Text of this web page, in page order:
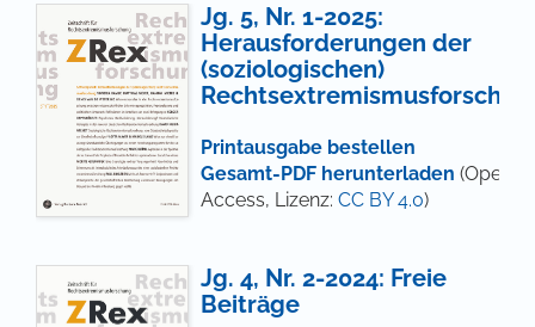
Jg. 5, Nr. 1-2025:
Herausforderungen der
(soziologischen)
Printausgabe bestellen
Gesamt-PDF herunterladen (Open
Access, Lizenz: CC BY 4.0)
Jg. 4, Nr. 2-2024: Freie
Beiträge